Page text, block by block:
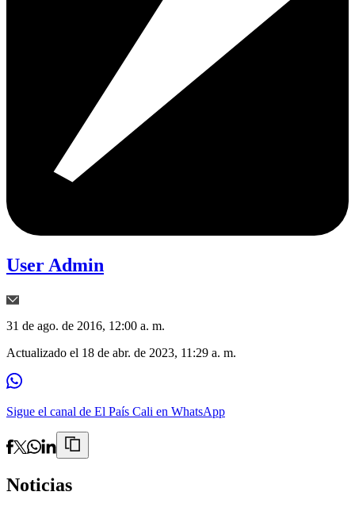
User Admin
31 de ago. de 2016, 12:00 a. m.
Actualizado el 18 de abr. de 2023, 11:29 a. m.
Sigue el canal de El País Cali en WhatsApp
Noticias